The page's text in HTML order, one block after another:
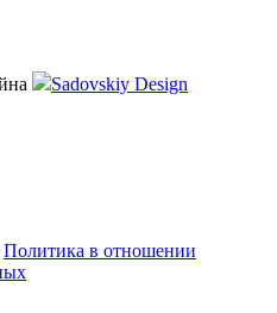
Sadovskiy Design
Политика в отношении